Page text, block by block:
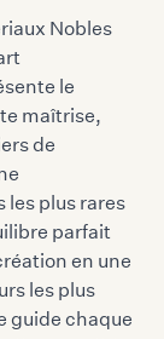
Nobles
le
maîtrise,
de
les plus rares
parfait
en une
les plus
guide chaque